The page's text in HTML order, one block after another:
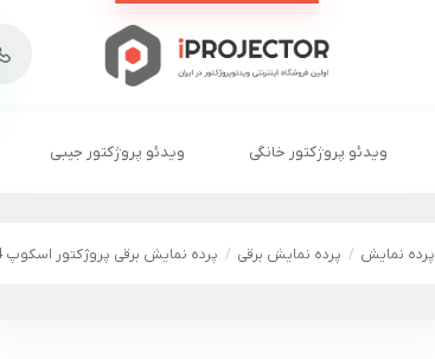
8
ویدئو پروژکتور خانگی ویدئو پروژکتور جیبی
پرده نمایش پرده نمایش برقی پرده نمایش برقی پروژکتور اسکوپ 4×6